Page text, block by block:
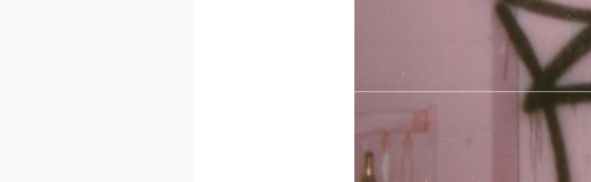
지난 정규 4집 <